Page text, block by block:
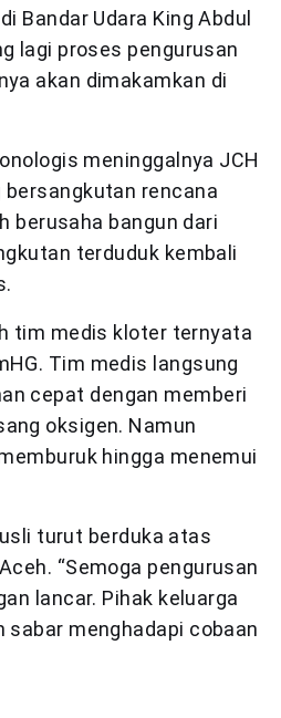
Bandar Udara King Abdul
lagi proses pengurusan
akan dimakamkan di
meninggalnya JCH
rencana
berusaha bangun dari
terduduk kembali
tim medis kloter ternyata
Tim medis langsung
cepat dengan memberi
oksigen. Namun
hingga menemui
turut berduka atas
“Semoga pengurusan
lancar. Pihak keluarga
sabar menghadapi cobaan